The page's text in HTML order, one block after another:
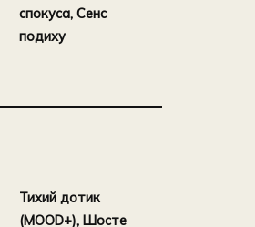
спокуса, Сенс
подиху
Тихий дотик
(MOOD+), Шосте